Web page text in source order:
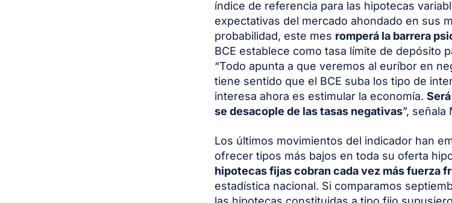
índice de referencia para las hipotecas
expectativas del mercado ahondado en sus
probabilidad, este mes romperá la barrera
BCE establece como tasa límite de depósito
“Todo apunta a que veremos al euríbor en
tiene sentido que el BCE suba los tipo de
interesa ahora es estimular la economía.
se desacople de las tasas negativas”, señala
Los últimos movimientos del indicador han
ofrecer tipos más bajos en toda su oferta
hipotecas fijas cobran cada vez más fuerza
estadística nacional. Si comparamos